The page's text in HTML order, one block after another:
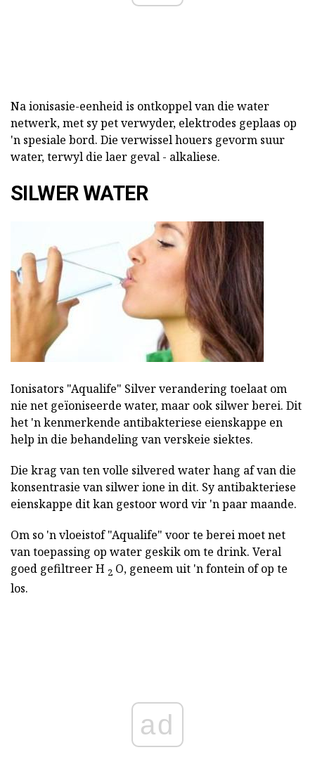
Na ionisasie-eenheid is ontkoppel van die water
netwerk, met sy pet verwyder, elektrodes geplaas op
'n spesiale bord. Die verwissel houers gevorm suur
water, terwyl die laer geval - alkaliese.
SILWER WATER
Ionisators "Aqualife" Silver verandering toelaat om
nie net geïoniseerde water, maar ook silwer berei. Dit
het 'n kenmerkende antibakteriese eienskappe en
help in die behandeling van verskeie siektes.
Die krag van ten volle silvered water hang af van die
konsentrasie van silwer ione in dit. Sy antibakteriese
eienskappe dit kan gestoor word vir 'n paar maande.
Om so 'n vloeistof "Aqualife" voor te berei moet net
van toepassing op water geskik om te drink. Veral
goed gefiltreer H 2 O, geneem uit 'n fontein of op te
los.
ad